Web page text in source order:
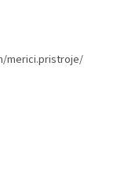
merici.pristroje/